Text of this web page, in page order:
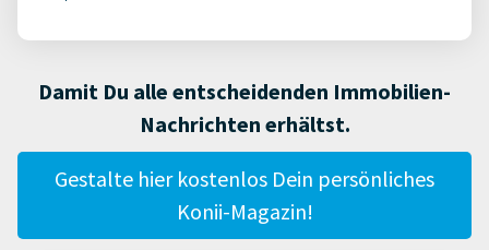
Damit Du alle entscheidenden Immobilien-
Nachrichten erhältst.
Gestalte hier kostenlos Dein persönliches
Konii-Magazin!